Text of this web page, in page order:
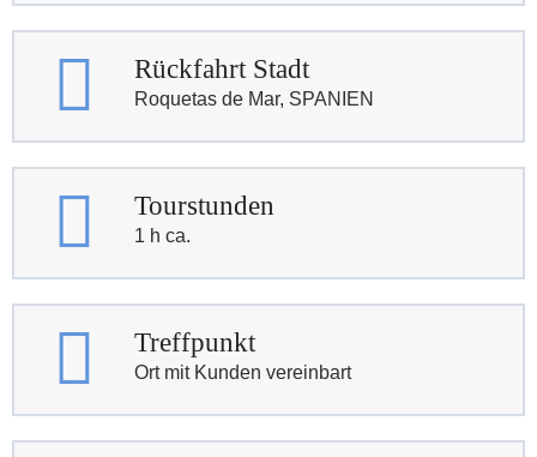
Rückfahrt Stadt
Roquetas de Mar, SPANIEN
Tourstunden
1 h ca.
Treffpunkt
Ort mit Kunden vereinbart